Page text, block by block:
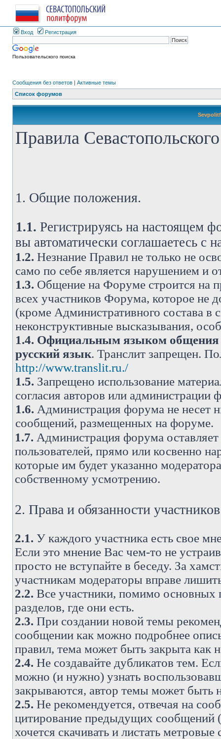
Вход Регистрация
Пользовательского поиска
Сообщения без ответов | Активные темы
Список форумов
Правила
1. Общие положения.
1.1. Регистрируясь на настоящем
вы автоматически соглашаетесь
1.2. Незнание Правил не только не
само по себе является нарушением и
1.3. Общение на Форуме строится на
всех участников Форума, которое не
(кроме Административного состава в
неконструктивные высказывания,
1.4. Официальным языком общения
русский язык. Транслит запрещен.
http://www.translit.ru./
1.5. Запрещено использование
согласия авторов или администрации
1.6. Администрация форума не несет
сообщений, размещенных на форуме.
1.7. Администрация форума
пользователей, прямо или косвенно
которые им будет указанно
собственному усмотрению.
2. Права и обязанности
2.1. У каждого участника есть свое
Если это мнение Вас чем-то не
просто не вступайте в беседу. За
участникам модераторы вправе
2.2. Все участники, помимо основных
разделов, где они есть.
2.3. При создании новой темы
сообщении как можно подробнее
правил, тема может быть закрыта как
2.4. Не создавайте дубликатов тем.
можно (и нужно) узнать
закрываются, автор темы может быть
2.5. Не рекомендуется, отвечая на
цитирование предыдущих сообщений
хочется скачивать и листать